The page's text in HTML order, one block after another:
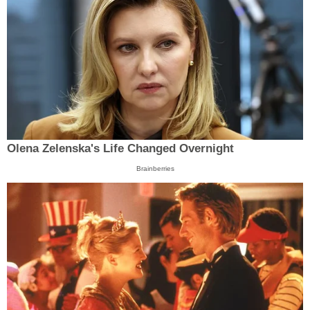
Olena Zelenska's Life Changed Overnight
Brainberries